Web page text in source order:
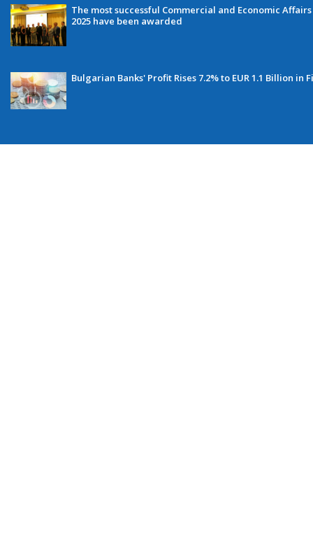
The most successful Commercial and Economic
2025 have been awarded
Bulgarian Banks' Profit Rises 7.2% to EUR 1.1 Billion in